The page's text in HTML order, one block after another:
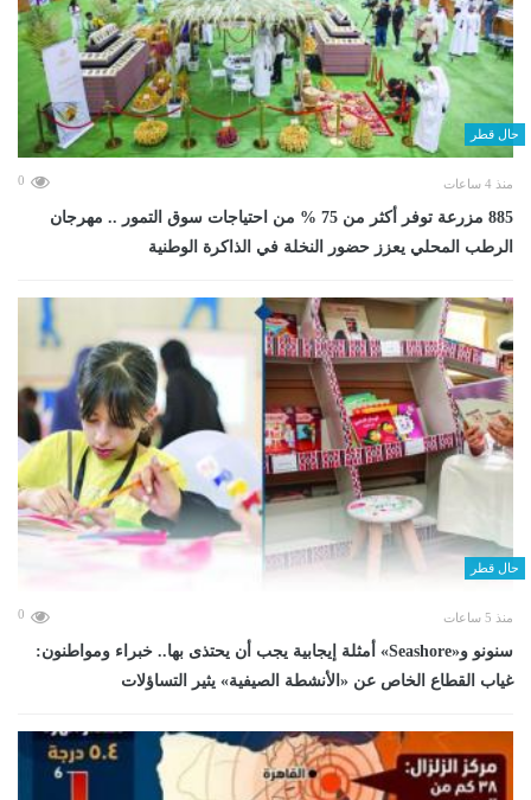
حال قطر
منذ 4 ساعات 0
885 مزرعة توفر أكثر من 75 % من احتياجات سوق التمور .. مهرجان
الرطب المحلي يعزز حضور النخلة في الذاكرة الوطنية
حال قطر
منذ 5 ساعات 0
سنونو و«Seashore» أمثلة إيجابية يجب أن يحتذى بها.. خبراء ومواطنون:
غياب القطاع الخاص عن «الأنشطة الصيفية» يثير التساؤلات